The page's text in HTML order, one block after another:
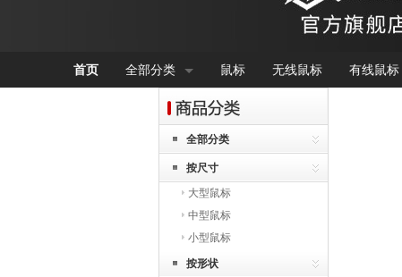
首页 全部分类 鼠标 无线鼠标 有线鼠标
全部分类
按尺寸
大型鼠标
中型鼠标
小型鼠标
按形状